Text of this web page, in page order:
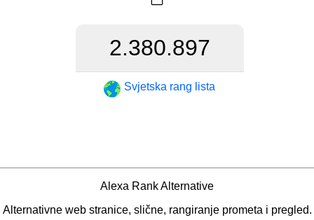
2.380.897
Svjetska rang lista
Alexa Rank Alternative
Alternativne web stranice, slične, rangiranje prometa i pregled.